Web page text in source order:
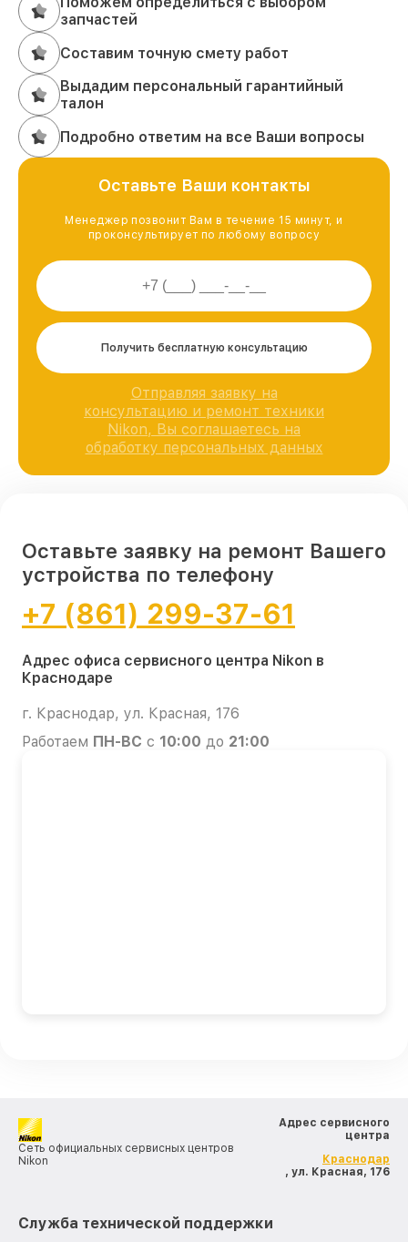
запчастей
Составим точную смету работ
Выдадим персональный гарантийный
талон
Подробно ответим на все Ваши вопросы
Оставьте Ваши контакты
Менеджер позвонит Вам в течение 15 минут, и
проконсультирует по любому вопросу
Получить бесплатную консультацию
Отправляя заявку на
консультацию и ремонт техники
Nikon, Вы соглашаетесь на
обработку персональных данных
Оставьте заявку на ремонт Вашего
устройства по телефону
+7 (861) 299-37-61
Адрес офиса сервисного центра Nikon в
Краснодаре
г. Краснодар, ул. Красная, 176
Работаем ПН-ВС с 10:00 до 21:00
Сеть официальных сервисных центров
Nikon
Адрес сервисного
центра
Краснодар
, ул. Красная, 176
Служба технической поддержки